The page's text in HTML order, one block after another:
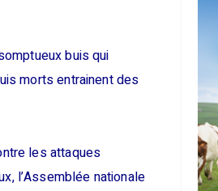
buis qui
morts entrainent des
les attaques
l’Assemblée nationale